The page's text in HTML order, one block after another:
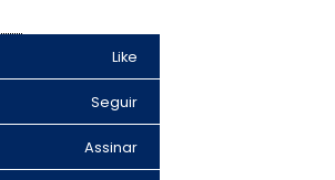
Like
Seguir
Assinar